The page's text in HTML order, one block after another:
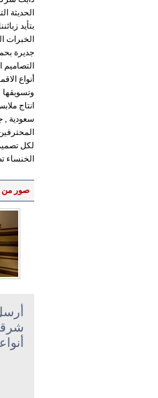
الحديثة
بتأيد
الخبرات
أنواع
انتاج
سعودية ,
لكل
الخنساء
صور من